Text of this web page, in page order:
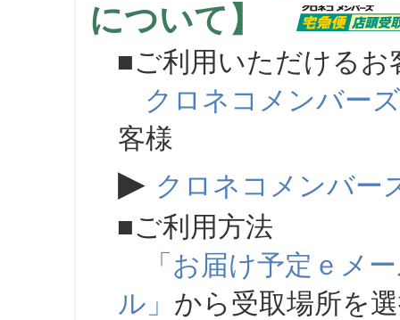
について】
■ご利用いただけるお
クロネコメンバーズ
客様
▶ クロネコメンバー
■ご利用方法
「お届け予定ｅメ
ル」 から受取場所を